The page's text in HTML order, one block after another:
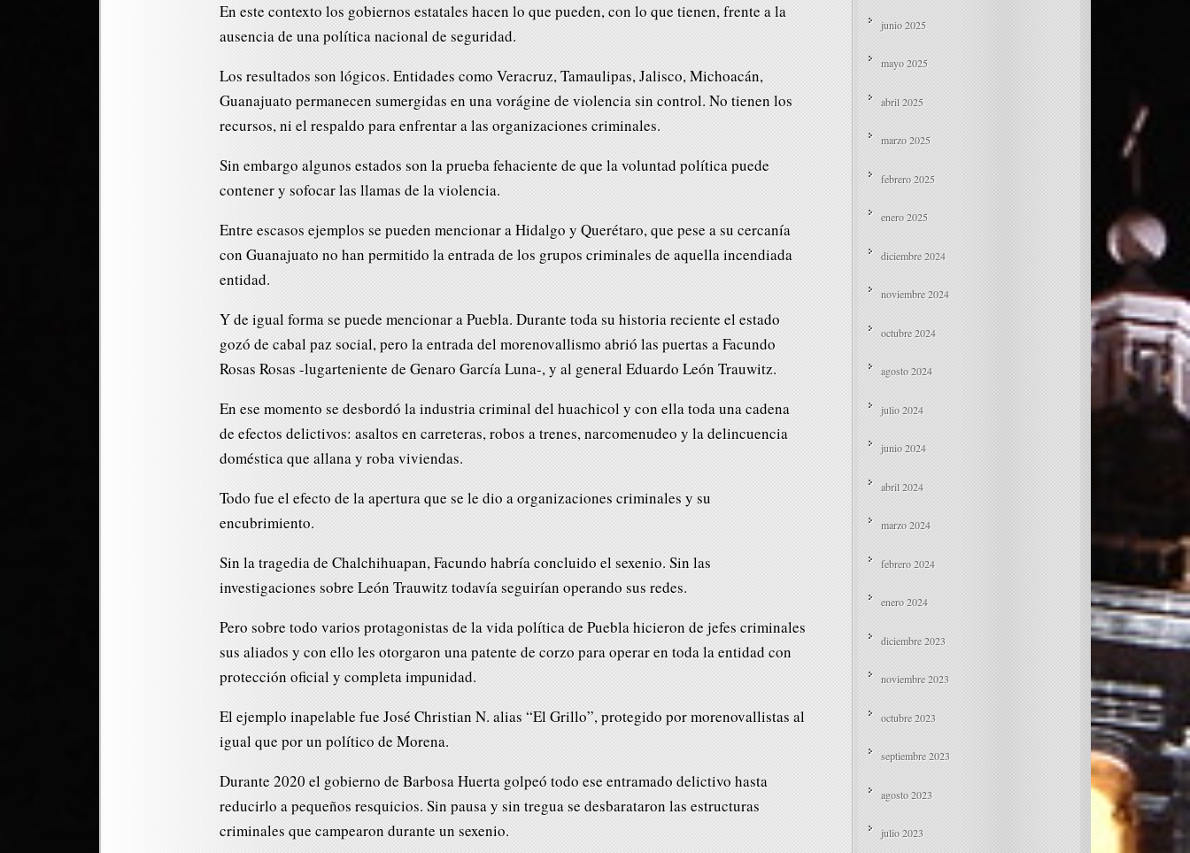
En este contexto los gobiernos estatales hacen lo que pueden, con lo que tienen, frente a la
ausencia de una política nacional de seguridad.
Los resultados son lógicos. Entidades como Veracruz, Tamaulipas, Jalisco, Michoacán,
Guanajuato permanecen sumergidas en una vorágine de violencia sin control. No tienen los
recursos, ni el respaldo para enfrentar a las organizaciones criminales.
Sin embargo algunos estados son la prueba fehaciente de que la voluntad política puede
contener y sofocar las llamas de la violencia.
Entre escasos ejemplos se pueden mencionar a Hidalgo y Querétaro, que pese a su cercanía
con Guanajuato no han permitido la entrada de los grupos criminales de aquella incendiada
entidad.
Y de igual forma se puede mencionar a Puebla. Durante toda su historia reciente el estado
gozó de cabal paz social, pero la entrada del morenovallismo abrió las puertas a Facundo
Rosas Rosas -lugarteniente de Genaro García Luna-, y al general Eduardo León Trauwitz.
En ese momento se desbordó la industria criminal del huachicol y con ella toda una cadena
de efectos delictivos: asaltos en carreteras, robos a trenes, narcomenudeo y la delincuencia
doméstica que allana y roba viviendas.
Todo fue el efecto de la apertura que se le dio a organizaciones criminales y su
encubrimiento.
Sin la tragedia de Chalchihuapan, Facundo habría concluido el sexenio. Sin las
investigaciones sobre León Trauwitz todavía seguirían operando sus redes.
Pero sobre todo varios protagonistas de la vida política de Puebla hicieron de jefes criminales
sus aliados y con ello les otorgaron una patente de corzo para operar en toda la entidad con
protección oficial y completa impunidad.
El ejemplo inapelable fue José Christian N. alias “El Grillo”, protegido por morenovallistas al
igual que por un político de Morena.
Durante 2020 el gobierno de Barbosa Huerta golpeó todo ese entramado delictivo hasta
reducirlo a pequeños resquicios. Sin pausa y sin tregua se desbarataron las estructuras
criminales que campearon durante un sexenio.
junio 2025
mayo 2025
abril 2025
marzo 2025
febrero 2025
enero 2025
diciembre 2024
noviembre 2024
octubre 2024
agosto 2024
julio 2024
junio 2024
abril 2024
marzo 2024
febrero 2024
enero 2024
diciembre 2023
noviembre 2023
octubre 2023
septiembre 2023
agosto 2023
julio 2023